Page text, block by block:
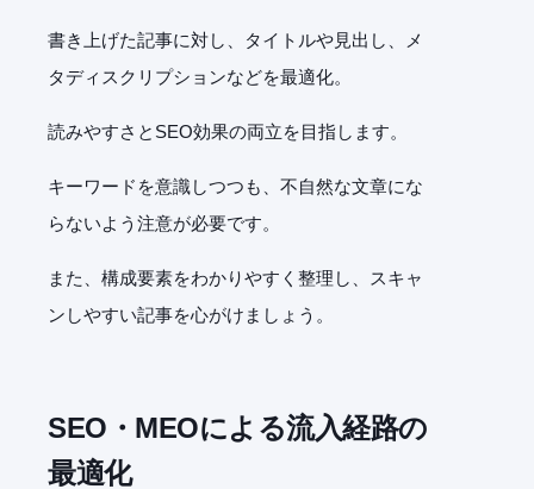
書き上げた記事に対し、タイトルや見出し、メ
タディスクリプションなどを最適化。
読みやすさと SEO効果の両立を目指します。
キーワードを意識しつつも、不自然な文章にな
らないよう注意が必要です。
また、構成要素をわかりやすく整理し、スキャ
ンしやすい記事を心がけましょう。
SEO ・ MEOによる流入経路の
最適化